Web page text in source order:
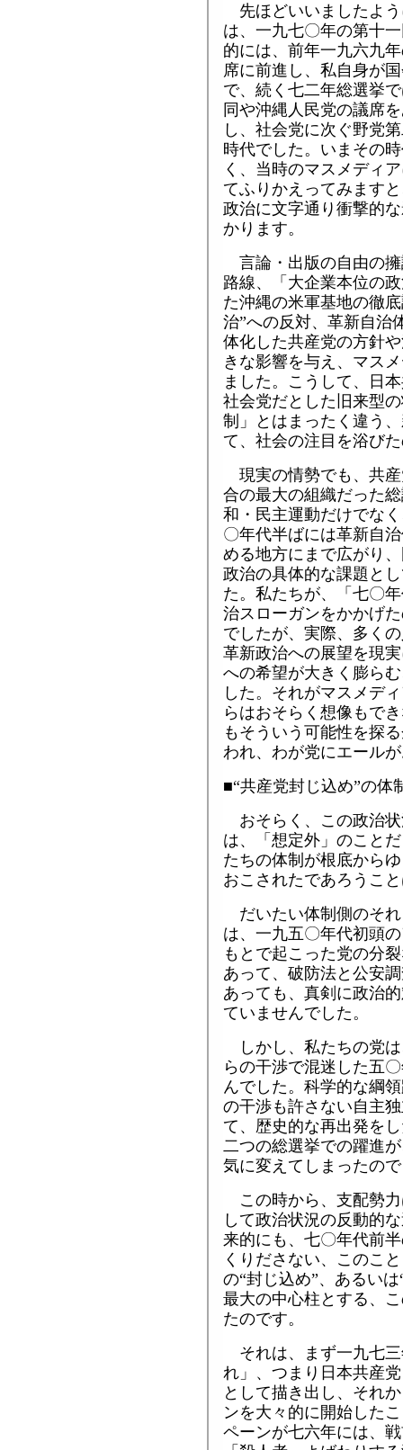
先ほどいいましたよ
は、一九七〇年の第十
的には、前年一九六九
席に前進し、私自身が
で、続く七二年総選挙
同や沖縄人民党の議席
し、社会党に次ぐ野党
時代でした。いまその
く、当時のマスメディ
てふりかえってみます
政治に文字通り衝撃的
かります。
言論・出版の自由の
路線、「大企業本位の
た沖縄の米軍基地の徹
治”への反対、革新自治
体化した共産党の方針
きな影響を与え、マス
ました。こうして、日
社会党だとした旧来型
制」とはまったく違う
て、社会の注目を浴び
現実の情勢でも、共
合の最大の組織だった
和・民主運動だけでな
〇年代半ばには革新自
める地方にまで広がり
政治の具体的な課題と
た。私たちが、「七〇
治スローガンをかかげ
でしたが、実際、多く
革新政治への展望を現
への希望が大きく膨ら
した。それがマスメデ
らはおそらく想像もで
もそういう可能性を探
われ、わが党にエール
■“共産党封じ
おそらく、この政治
は、「想定外」のこと
たちの体制が根底から
おこされたであろうこ
だいたい体制側のそ
は、一九五〇年代初頭
もとで起こった党の分
あって、破防法と公安
あっても、真剣に政治
ていませんでした。
しかし、私たちの党
らの干渉で混迷した五
んでした。科学的な綱
の干渉も許さない自主
て、歴史的な再出発を
二つの総選挙での躍進
気に変えてしまったの
この時から、支配勢
して政治状況の反動的
来的にも、七〇年代前
くりださない、このこ
の“封じ込め”、あるい
最大の中心柱とする、
たのです。
それは、まず一九七
れ」、つまり日本共産
として描き出し、それ
ンを大々的に開始した
ペーンが七六年には、